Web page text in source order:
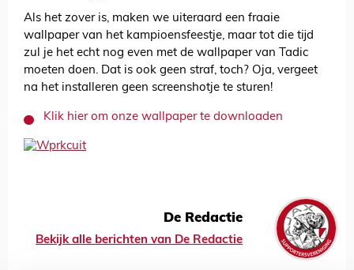
Als het zover is, maken we uiteraard een fraaie
wallpaper van het kampioensfeestje, maar tot die tijd
zul je het echt nog even met de wallpaper van Tadic
moeten doen. Dat is ook geen straf, toch? Oja, vergeet
na het installeren geen screenshotje te sturen!
Klik hier om onze wallpaper te downloaden
De Redactie
Bekijk alle berichten van De Redactie